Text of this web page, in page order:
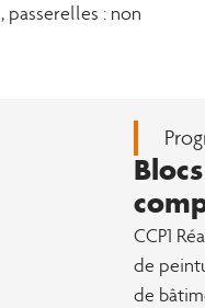
passerelles : non
CCP1
de
de